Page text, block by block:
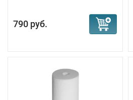
790 руб.